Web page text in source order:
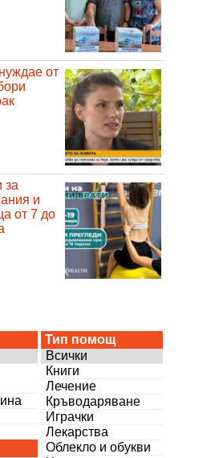
от
за
и
от 7 до
Тип помощ
Всички
Книги
Лечение
Кръводаряване
Играчки
Лекарства
Облекло и обукви